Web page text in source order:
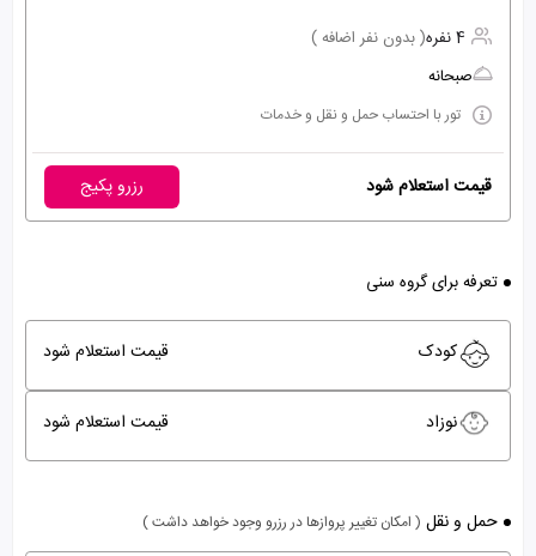
4 نفره
( بدون نفر اضافه )
صبحانه
تور با احتساب حمل و نقل و خدمات
قیمت استعلام شود رزرو پکیج
تعرفه برای گروه سنی
کودک قیمت استعلام شود
نوزاد قیمت استعلام شود
حمل و نقل ( امکان تغییر پروازها در رزرو وجود خواهد داشت )